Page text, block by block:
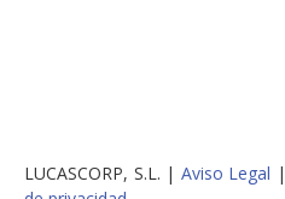
LUCASCORP, S.L. | Aviso Legal |